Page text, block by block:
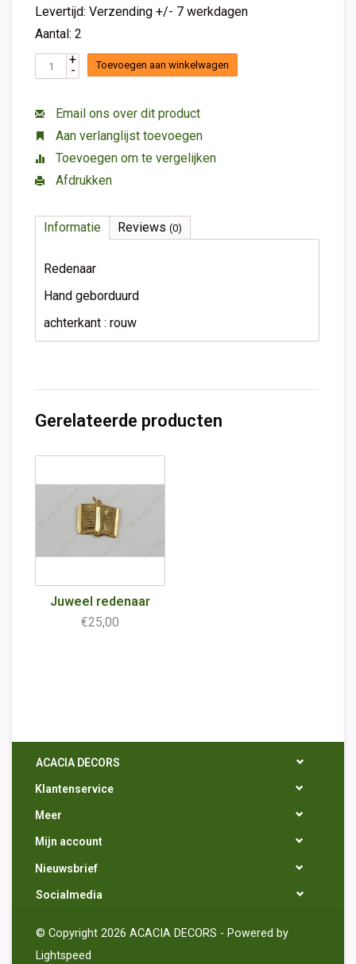
Levertijd: Verzending +/- 7 werkdagen
Aantal: 2
+
- Toevoegen aan winkelwagen
Email ons over dit product
Aan verlanglijst toevoegen
Toevoegen om te vergelijken
Afdrukken
Informatie Reviews (0)
Redenaar
Hand geborduurd
achterkant : rouw
Gerelateerde producten
Juweel redenaar
€25,00
ACACIA DECORS
Klantenservice
Meer
Mijn account
Nieuwsbrief
Socialmedia
© Copyright 2026 ACACIA DECORS - Powered by
Lightspeed